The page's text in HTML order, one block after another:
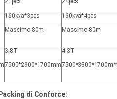
21pcs 24pcs
160kva*3pcs 160kva*4pcs
Massimo 80m Massimo 80m
3.8T 4.3T
7500*2900*1700mm
di Conforce: